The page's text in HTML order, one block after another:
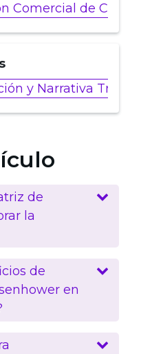
Comercial de
y Narrativa
de
la
de
en